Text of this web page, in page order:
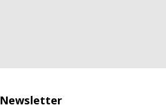
Newsletter